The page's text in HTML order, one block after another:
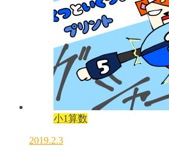
小1算数
2019.2.3